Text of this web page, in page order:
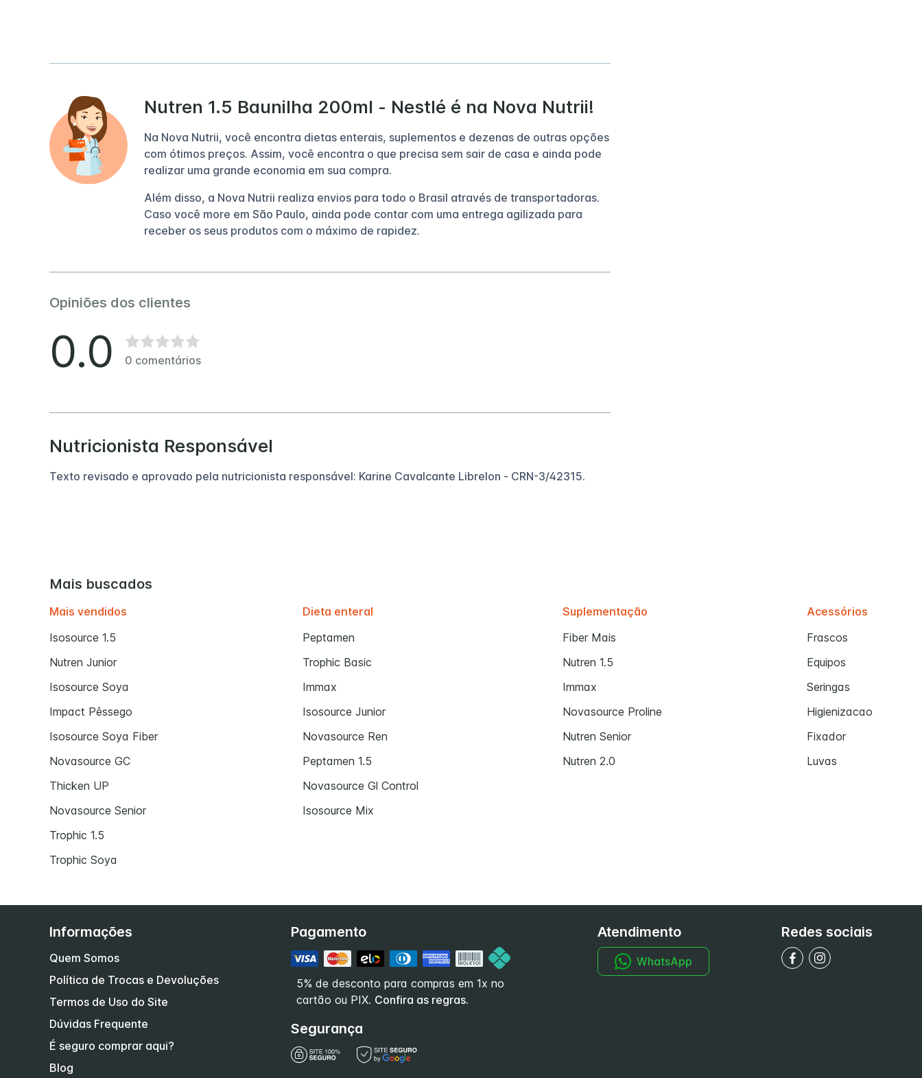
Nutren 1.5 Baunilha 200ml - Nestlé é na Nova Nutrii!
Na Nova Nutrii, você encontra dietas enterais, suplementos e dezenas de outras opções
com ótimos preços. Assim, você encontra o que precisa sem sair de casa e ainda pode
realizar uma grande economia em sua compra.
Além disso, a Nova Nutrii realiza envios para todo o Brasil através de transportadoras.
Caso você more em São Paulo, ainda pode contar com uma entrega agilizada para
receber os seus produtos com o máximo de rapidez.
Opiniões dos clientes
0.0 0 comentários
Nutricionista Responsável
Texto revisado e aprovado pela nutricionista responsável: Karine Cavalcante Librelon - CRN-3/42315.
Mais buscados
Mais vendidos
Isosource 1.5
Nutren Junior
Isosource Soya
Impact Pêssego
Isosource Soya Fiber
Novasource GC
Thicken UP
Novasource Senior
Trophic 1.5
Trophic Soya
Dieta enteral
Peptamen
Trophic Basic
Immax
Isosource Junior
Novasource Ren
Peptamen 1.5
Novasource Gl Control
Isosource Mix
Suplementação
Fiber Mais
Nutren 1.5
Immax
Novasource Proline
Nutren Senior
Nutren 2.0
Acessórios
Frascos
Equipos
Seringas
Higienizacao
Fixador
Luvas
Segurança
Pagamento
5% de desconto para compras em 1x no
cartão ou PIX. Confira as regras.
Informações
Quem Somos
Política de Trocas e Devoluções
Termos de Uso do Site
Dúvidas Frequente
É seguro comprar aqui?
Blog
Atendimento
WhatsApp
Redes sociais